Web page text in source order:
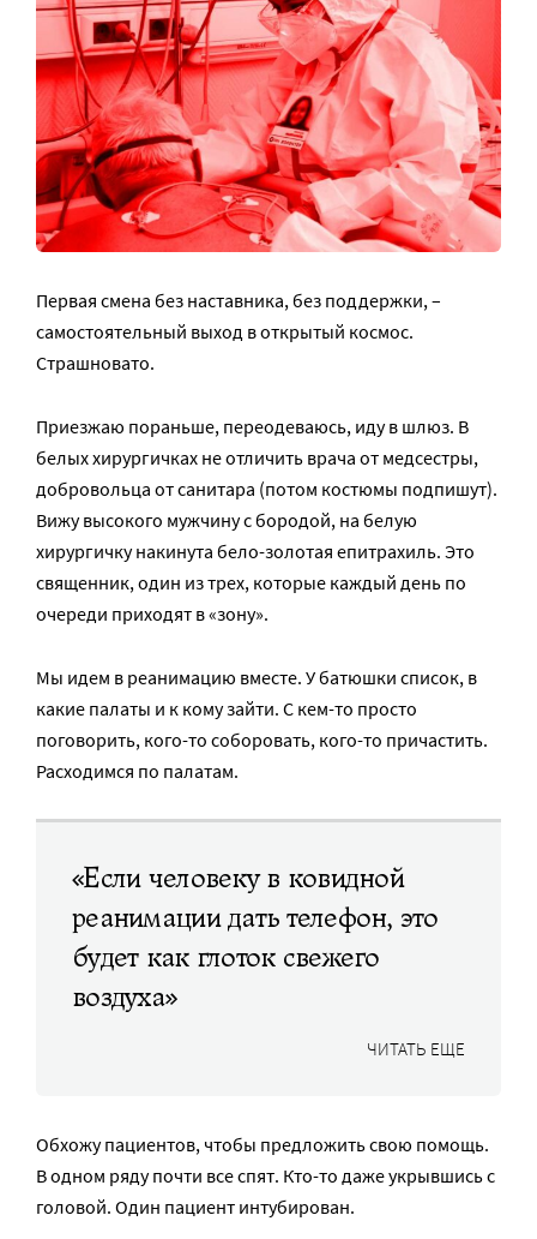
Первая смена без наставника, без поддержки, –
самостоятельный выход в открытый космос.
Страшновато.
Приезжаю пораньше, переодеваюсь, иду в шлюз. В
белых хирургичках не отличить врача от медсестры,
добровольца от санитара (потом костюмы подпишут).
Вижу высокого мужчину с бородой, на белую
хирургичку накинута бело-золотая епитрахиль. Это
священник, один из трех, которые каждый день по
очереди приходят в «зону».
Мы идем в реанимацию вместе. У батюшки список, в
какие палаты и к кому зайти. С кем-то просто
поговорить, кого-то соборовать, кого-то причастить.
Расходимся по палатам.
«Если человеку в ковидной
реанимации дать телефон, это
будет как глоток свежего
воздуха»
ЧИТАТЬ ЕЩЕ
Обхожу пациентов, чтобы предложить свою помощь.
В одном ряду почти все спят. Кто-то даже укрывшись с
головой. Один пациент интубирован.